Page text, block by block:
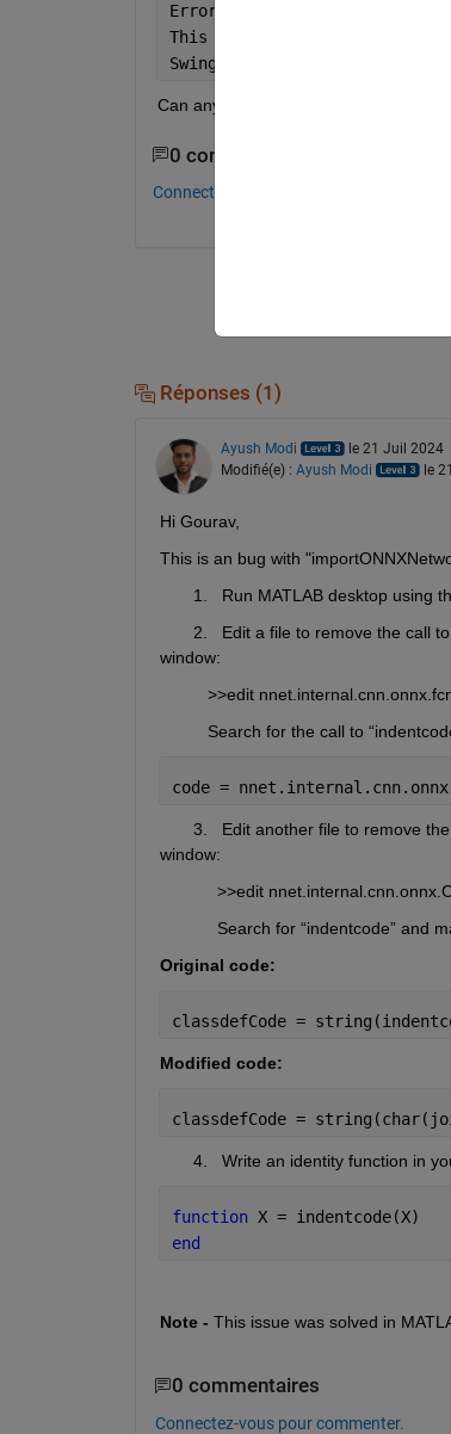
Error
using
This
feature is not supported
Swing
Can anybody help me ?
0 commentaires
Connectez-vous pour commenter.
Réponses (1)
Ayush Modi
le 21 Juil 2024
Modifié(e) : Ayush Modi le
Hi Gourav,
This is an bug with
1.   Run MATLAB desktop using
2.   Edit a file to remove the call to
window:
>>edit
Search for the call to
code =
3.   Edit another file to remove the
window:
>>edit
Search for “indentcode” and
Original code:
classdefCode =
Modified code:
classdefCode =
4.   Write an identity function in
function X = indentcode(X)
end
Note - This issue was solved in
0 commentaires
Connectez-vous pour commenter.